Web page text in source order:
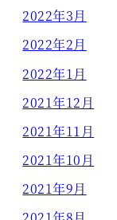
2022年3月
2022年2月
2022年1月
2021年12月
2021年11月
2021年10月
2021年9月